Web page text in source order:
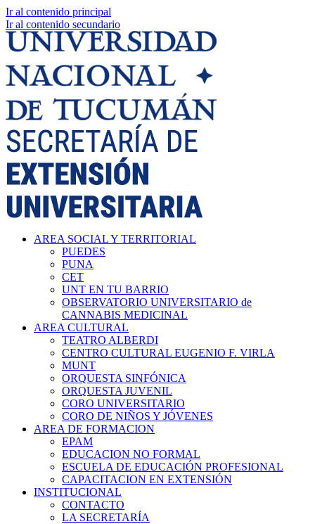
Ir al contenido principal
Ir al contenido secundario
AREA SOCIAL Y TERRITORIAL
PUEDES
PUNA
CET
UNT EN TU BARRIO
OBSERVATORIO UNIVERSITARIO de
CANNABIS MEDICINAL
AREA CULTURAL
TEATRO ALBERDI
CENTRO CULTURAL EUGENIO F. VIRLA
MUNT
ORQUESTA SINFÓNICA
ORQUESTA JUVENIL
CORO UNIVERSITARIO
CORO DE NIÑOS Y JÓVENES
AREA DE FORMACION
EPAM
EDUCACION NO FORMAL
ESCUELA DE EDUCACIÓN PROFESIONAL
CAPACITACION EN EXTENSIÓN
INSTITUCIONAL
CONTACTO
LA SECRETARÍA